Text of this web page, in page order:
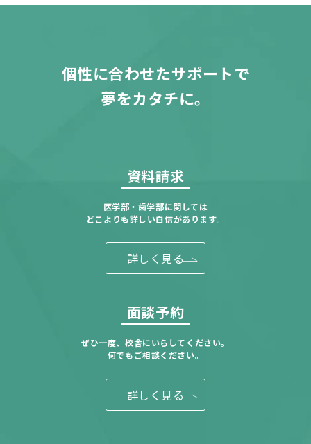
個性に合わせたサポートで
夢をカタチに。
資料請求
医学部・歯学部に関しては
どこよりも詳しい自信があります。
詳しく見る
面談予約
ぜひ一度、校舎にいらしてください。
何でもご相談ください。
詳しく見る